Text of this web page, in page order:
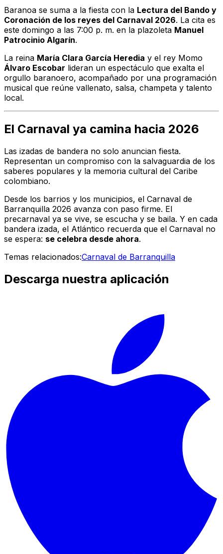
Baranoa se suma a la fiesta con la Lectura del Bando y
Coronación de los reyes del Carnaval 2026. La cita es
este domingo a las 7:00 p. m. en la plazoleta Manuel
Patrocinio Algarín.
La reina María Clara García Heredia y el rey Momo
Álvaro Escobar lideran un espectáculo que exalta el
orgullo baranoero, acompañado por una programación
musical que reúne vallenato, salsa, champeta y talento
local.
El Carnaval ya camina hacia 2026
Las izadas de bandera no solo anuncian fiesta.
Representan un compromiso con la salvaguardia de los
saberes populares y la memoria cultural del Caribe
colombiano.
Desde los barrios y los municipios, el Carnaval de
Barranquilla 2026 avanza con paso firme. El
precarnaval ya se vive, se escucha y se baila. Y en cada
bandera izada, el Atlántico recuerda que el Carnaval no
se espera: se celebra desde ahora.
Temas relacionados:Carnaval de Barranquilla
Descarga nuestra aplicación